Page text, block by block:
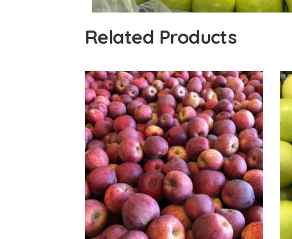
Related Products